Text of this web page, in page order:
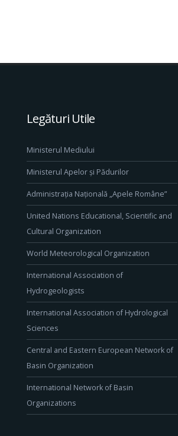
Legături Utile
Ministerul Mediului
Ministerul Apelor și Pădurilor
Administrația Națională „Apele Române”
United Nations Educational, Scientific and
Cultural Organization
World Meteorological Organization
International Association of
Hydrogeologists
International Association of Hydrological
Sciences
Central and Eastern European Network of
Basin Organization
International Network of Basin
Organizations